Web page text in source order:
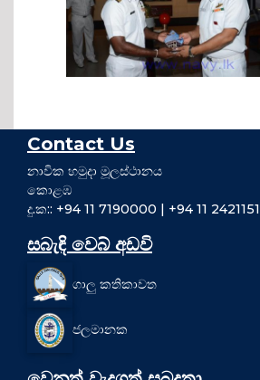
Contact Us
නාවික හමුදා මූලස්ථානය
කොළඹ
දු.ක:: +94 11 7190000 | +94 11 2421151
සබැඳි වෙබ් අඩවි
ගාලු කතිකාවත
ජලමානක